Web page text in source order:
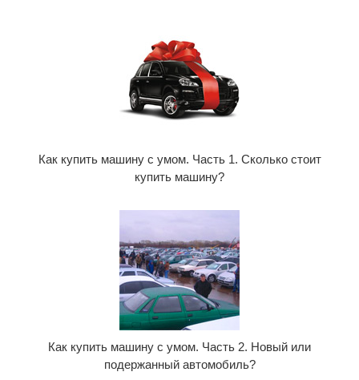
Как купить машину с умом. Часть 1. Сколько стоит
купить машину?
Как купить машину с умом. Часть 2. Новый или
подержанный автомобиль?